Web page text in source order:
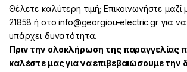
Θέλετε καλύτερη τιμή; Επικοινωνήστε
21858 ή στο info@georgiou-electric.gr για
υπάρχει δυνατότητα.
Πριν την ολοκλήρωση της παραγγελίας
καλέστε μας για να επιβεβαιώσουμε την